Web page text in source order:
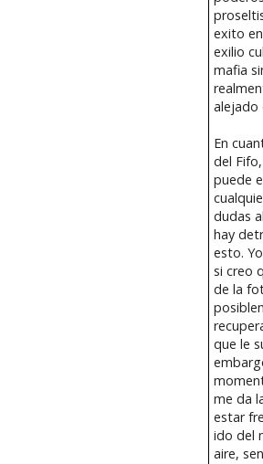
exito
exilio
mafia
alejado
En
del
puede
dudas
hay
esto.
si creo
de la
que le
me da
estar
ido del
aire,